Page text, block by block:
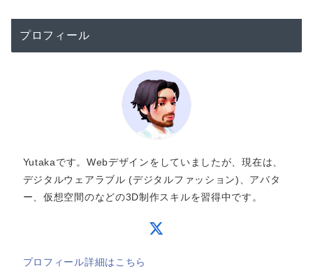
プロフィール
Yutakaです。Webデザインをしていましたが、現在は、
デジタルウェアラブル (デジタルファッション)、アバタ
ー、仮想空間のなどの3D制作スキルを習得中です。
プロフィール詳細はこちら